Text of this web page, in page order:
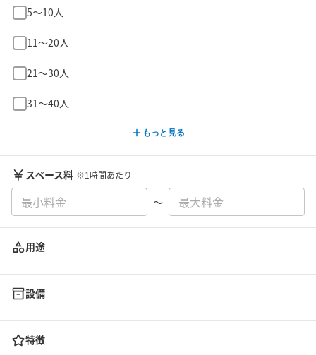
5〜10人
11〜20人
21〜30人
31〜40人
もっと見る
スペース料 ※1時間あたり
〜
用途
設備
特徴